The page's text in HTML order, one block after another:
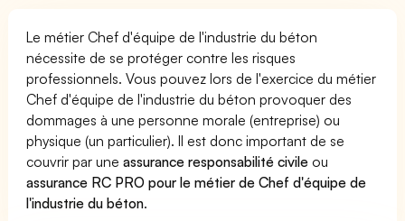
Le métier Chef d'équipe de l'industrie du béton
nécessite de se protéger contre les risques
professionnels. Vous pouvez lors de l'exercice du métier
Chef d'équipe de l'industrie du béton provoquer des
dommages à une personne morale (entreprise) ou
physique (un particulier). Il est donc important de se
couvrir par uneassurance responsabilité civile ou
assurance RC PRO pour le métier de Chef d'équipe de
l'industrie du béton.